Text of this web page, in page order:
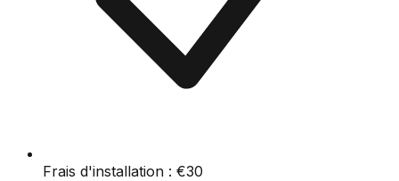
Frais d'installation : €30